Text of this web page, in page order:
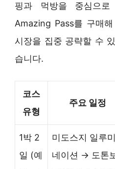
핑과 먹방을 중심으
Amazing Pass를 구매
시장을 집중 공략할 수
습니다.
코스
유형
주요 일정
1박 2
일 (예
미도스지 일루미
네이션 → 도톤